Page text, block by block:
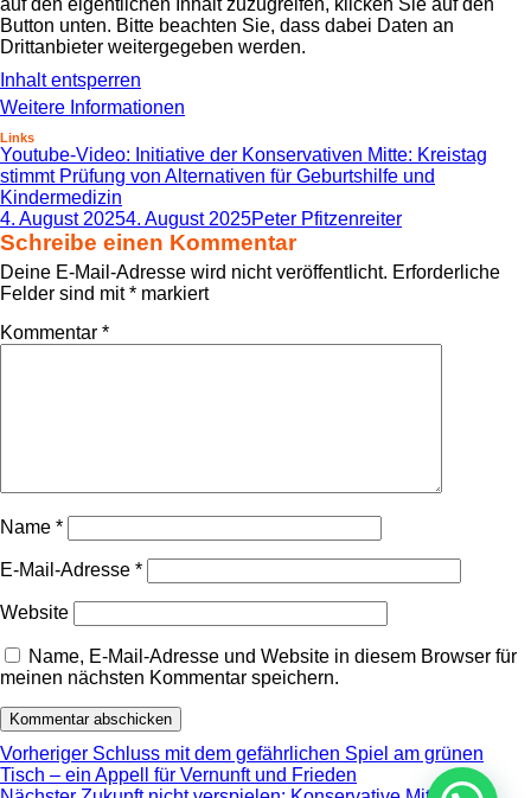
auf den eigentlichen Inhalt zuzugreifen, klicken Sie auf den
Button unten. Bitte beachten Sie, dass dabei Daten an
Drittanbieter weitergegeben werden.
Inhalt entsperren
Weitere Informationen
Links
Youtube-Video: Initiative der Konservativen Mitte: Kreistag
stimmt Prüfung von Alternativen für Geburtshilfe und
Kindermedizin
Veröffentlicht
am
4. August 20254. August 2025Autor
Peter Pfitzenreiter
Schreibe einen Kommentar
Deine E-Mail-Adresse wird nicht veröffentlicht. Erforderliche
Felder sind mit* markiert
Kommentar *
Name *
E-Mail-Adresse *
Website
Name, E-Mail-Adresse und Website in diesem Browser für
meinen nächsten Kommentar speichern.
Beitragsnavigation
Vorheriger Vorheriger
Beitrag:
Schluss mit dem gefährlichen Spiel am grünen
Tisch – ein Appell für Vernunft und Frieden